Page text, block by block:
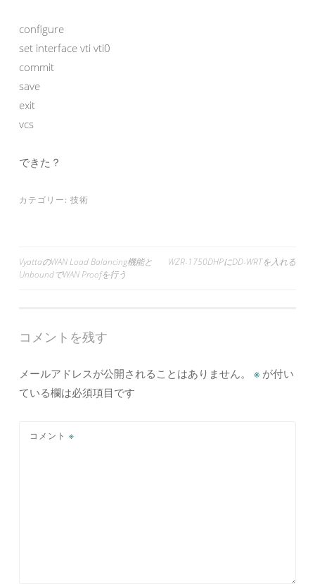
configure
set interface vti vti0
commit
save
exit
vcs
できた？
カテゴリー: 技術
投
ー
シ
ン
VyattaのWAN Load Balancing機能と
UnboundでWAN Proofを行う
WZR-1750DHPにDD-WRTを入れる
コメントを残す
メールアドレスが公開されることはありません。 ※ が付い
ている欄は必須項目です
コメント ※